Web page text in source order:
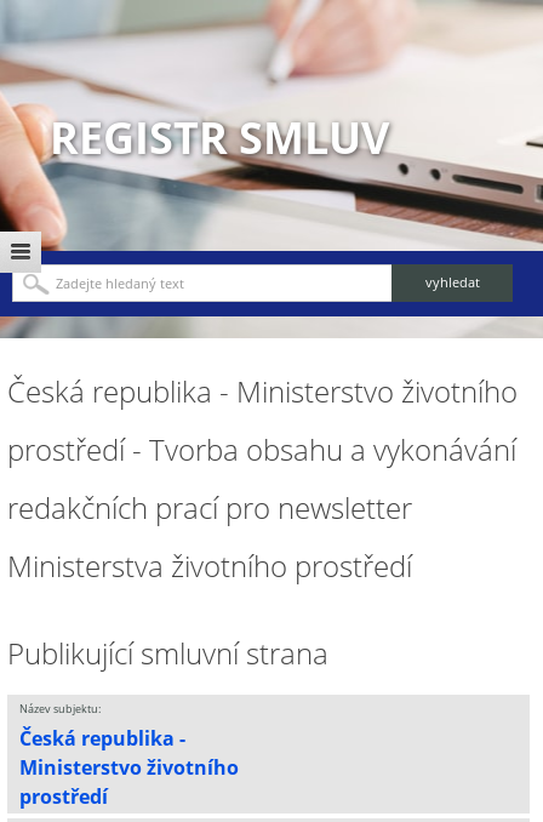
REGISTR SMLUV
Česká republika - Ministerstvo životního
prostředí - Tvorba obsahu a vykonávání
redakčních prací pro newsletter
Ministerstva životního prostředí
Publikující smluvní strana
Název subjektu:
Česká republika -
Ministerstvo životního
prostředí